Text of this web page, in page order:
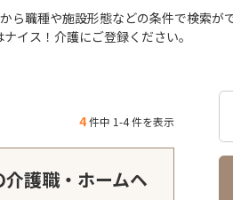
職種や施設形態などの条件で検索
イス！介護にご登録ください。
4件中 1-4 件を表示
護職・ホームヘ